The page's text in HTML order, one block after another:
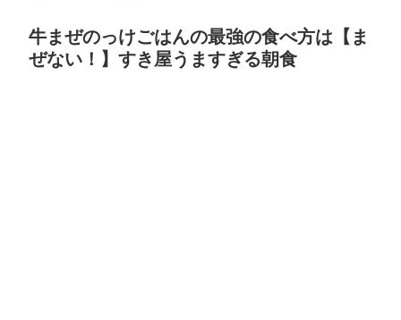
牛まぜのっけごはんの最強の食べ方は【ま
ぜない！】すき屋うますぎる朝食